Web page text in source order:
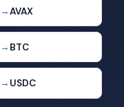
→AVAX
→ BTC
→ USDC